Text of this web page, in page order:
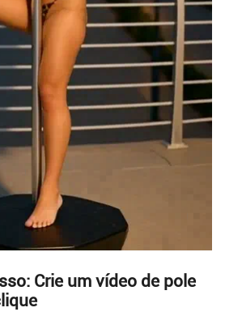
Crie um vídeo de pole